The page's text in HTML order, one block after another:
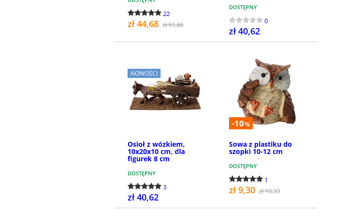
22
zł 44,68 zł 51,86
DOSTĘPNY
0
zł 40,62
NOWOŚCI
Osioł z wózkiem,
10x20x10 cm, dla
figurek 8 cm
DOSTĘPNY
3
zł 40,62
-10%
Sowa z plastiku do
szopki 10-12 cm
DOSTĘPNY
1
zł 9,30 zł 10,33